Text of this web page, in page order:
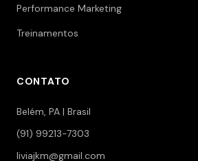
Performance Marketing
Treinamentos
CONTATO
Belém, PA | Brasil
(91) 99213-7303
liviajkm@gmail.com